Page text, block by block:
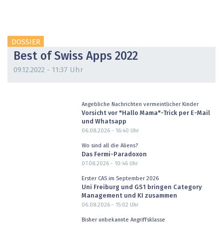
DOSSIER
Best of Swiss Apps 2022
09.12.2022 - 11:37 Uhr
Angebliche Nachrichten vermeintlicher Kinder
Vorsicht vor "Hallo Mama"-Trick per E-Mail
und Whatsapp
06.08.2026 - 16:40 Uhr
Wo sind all die Aliens?
Das Fermi-Paradoxon
07.08.2026 - 10:46Uhr
Erster CAS im September 2026
Uni Freiburg und GS1 bringen Category
Management und KI zusammen
06.08.2026 - 15:02 Uhr
Bisher unbekannte Angriffsklasse